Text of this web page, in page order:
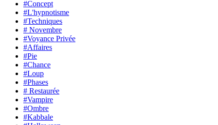
#Concept
#L'hypnotisme
#Techniques
# Novembre
#Voyance Privée
#Affaires
#Pie
#Chance
#Loup
#Phases
# Restaurée
#Vampire
#Ombre
#Kabbale